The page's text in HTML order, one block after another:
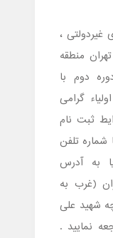
،
منطقه
دوم با
گرامی
ثبت نام
شماره تلفن
و یا به آدرس
(غرب به
شهید علی
نمایید .